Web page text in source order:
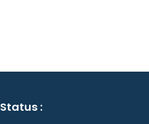
Status :